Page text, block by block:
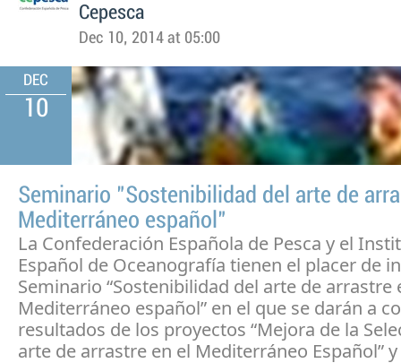
Cepesca
Dec 10, 2014 at 05:00
DEC
10
Seminario "Sostenibilidad del arte de
Mediterráneo español"
La Confederación Española de Pesca y el
Español de Oceanografía tienen el placer de
Seminario “Sostenibilidad del arte de arrastre
Mediterráneo español” en el que se darán a
resultados de los proyectos “Mejora de la
arte de arrastre en el Mediterráneo Español” y